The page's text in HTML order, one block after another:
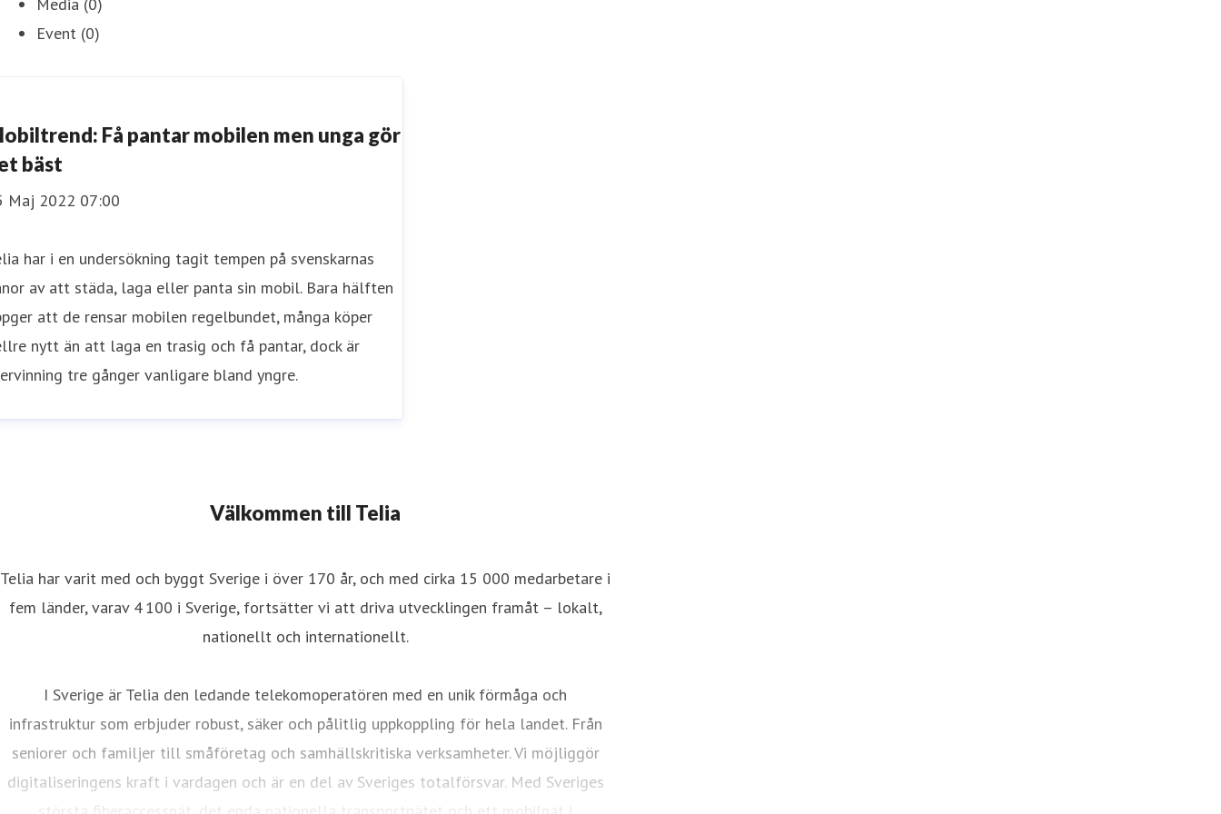
Event (0)
Få pantar mobilen men unga gör
bäst
Maj 2022 07:00
har i en undersökning tagit tempen på svenskarnas
av att städa, laga eller panta sin mobil. Bara hälften
att de rensar mobilen regelbundet, många köper
nytt än att laga en trasig och få pantar, dock är
tre gånger vanligare bland yngre.
Välkommen till Telia
Telia har varit med och byggt Sverige i över 170 år, och med cirka 15 000 medarbetare i
fem länder, varav 4 100 i Sverige, fortsätter vi att driva utvecklingen framåt – lokalt,
nationellt och internationellt.
I Sverige är Telia den ledande telekomoperatören med en unik förmåga och
infrastruktur som erbjuder robust, säker och pålitlig uppkoppling för hela landet. Från
seniorer och familjer till småföretag och samhällskritiska verksamheter. Vi möjliggör
digitaliseringens kraft i vardagen och är en del av Sveriges totalförsvar. Med Sveriges